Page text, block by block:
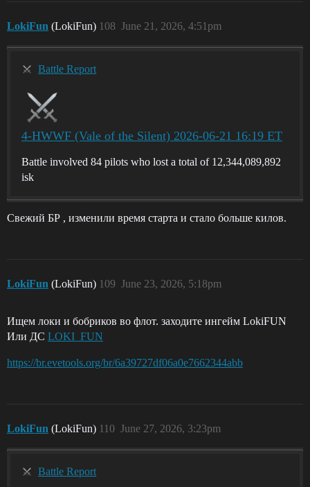
LokiFun (LokiFun) June 21, 2026, 4:51pm
108
Battle Report
4-HWWF (Vale of the Silent) 2026-06-21 16:19 ET
Battle involved 84 pilots who lost a total of 12,344,089,892
isk
Свежий БР , изменили время старта и стало больше килов.
LokiFun (LokiFun) June 23, 2026, 5:18pm
109
Ищем локи и бобриков во флот. заходите ингейм LokiFUN
Или ДС LOKI_FUN
https://br.evetools.org/br/6a39727df06a0e7662344abb
LokiFun (LokiFun) June 27, 2026, 3:23pm
110
Battle Report